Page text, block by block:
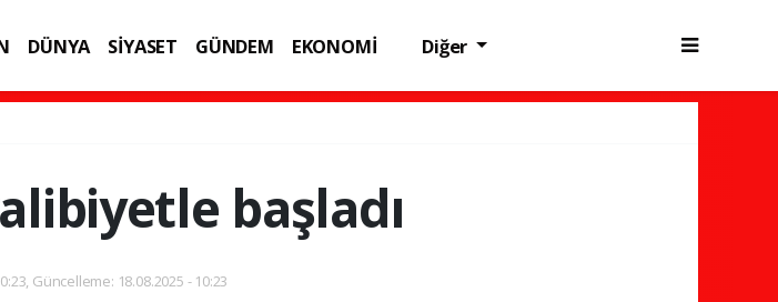
DÜNYA SİYASET GÜNDEM
EKONOMİ
Diğer
başladı
Güncelleme: 18.08.2025 - 10:23